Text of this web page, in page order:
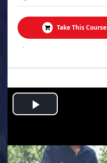
Take This Course
.
Play